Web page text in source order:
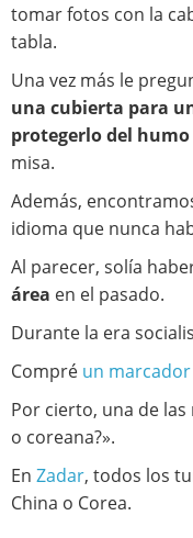
tomar fotos con la
tabla.
Una vez más le
una cubierta para
protegerlo del
misa.
Además,
idioma que nunca
Al parecer, solía
área en el pasado.
Durante la era
Compré un marcador
Por cierto, una de
o coreana?».
En Zadar, todos los
China o Corea.